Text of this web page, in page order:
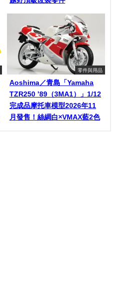
零件與用品
Aoshima／青島「Yamaha
TZR250 ’89（3MA1）」1/12
完成品摩托車模型2026年11
月發售！絲綢白×VMAX藍2色